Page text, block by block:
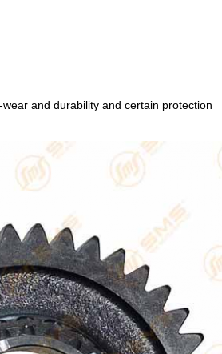
and durability and certain protection